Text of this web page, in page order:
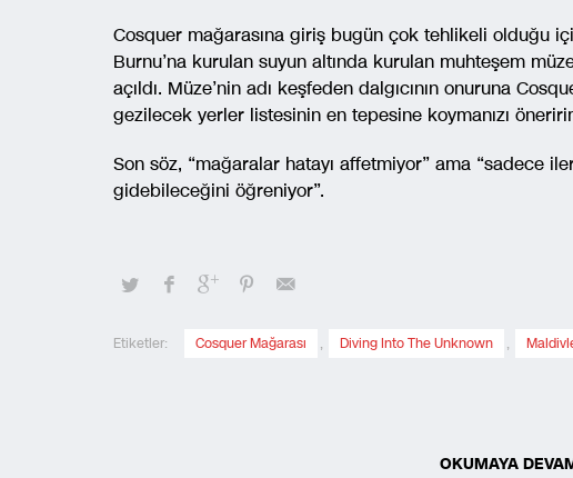
Cosquer mağarasına giriş bugün çok tehlikeli olduğu
Burnu’na kurulan suyun altında kurulan muhteşem
açıldı. Müze’nin adı keşfeden dalgıcının onuruna
gezilecek yerler listesinin en tepesine koymanızı
Son söz, “mağaralar hatayı affetmiyor” ama “sadece
gidebileceğini öğreniyor”.
Etiketler: Cosquer Mağarası , Diving Into The Unknown ,
OKUMAYA